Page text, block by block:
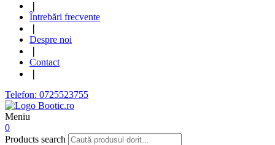
Întrebări frecvente
Despre noi
Contact
Telefon: 0725523755
Meniu
0
Products search